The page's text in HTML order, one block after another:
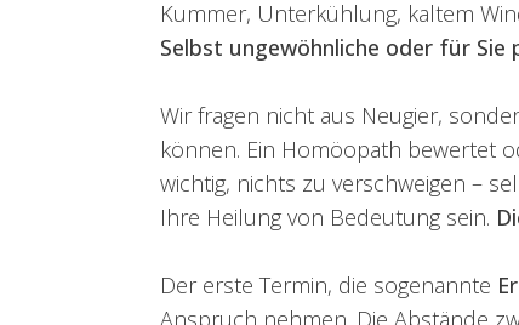
Kummer, Unterkühlung, kaltem
Selbst ungewöhnliche oder für
Wir fragen nicht aus Neugier,
können. Ein Homöopath bewertet
wichtig, nichts zu verschweigen –
Ihre Heilung von Bedeutung sein.
Der erste Termin, die sogenannte
Anspruch nehmen. Die Abstände